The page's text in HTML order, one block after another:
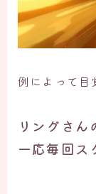
例によって目
リングさん
一応毎回ス